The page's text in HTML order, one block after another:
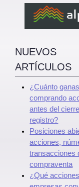
NUEVOS
ARTÍCULOS
¿Cuánto
comprando
antes del
registro?
Posiciones
acciones,
transacciones
compraventa
¿Qué